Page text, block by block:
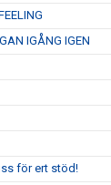
IGÅNG IGEN
för ert stöd!